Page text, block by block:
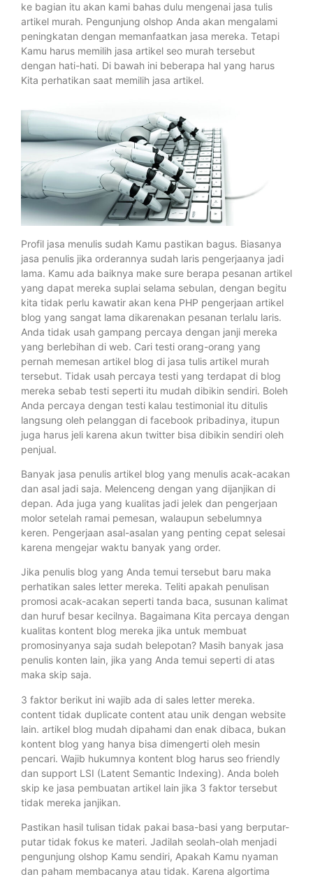
ke bagian itu akan kami bahas dulu mengenai jasa tulis
artikel murah. Pengunjung olshop Anda akan mengalami
peningkatan dengan memanfaatkan jasa mereka. Tetapi
Kamu harus memilih jasa artikel seo murah tersebut
dengan hati-hati. Di bawah ini beberapa hal yang harus
Kita perhatikan saat memilih jasa artikel.
Profil jasa menulis sudah Kamu pastikan bagus. Biasanya
jasa penulis jika orderannya sudah laris pengerjaanya jadi
lama. Kamu ada baiknya make sure berapa pesanan artikel
yang dapat mereka suplai selama sebulan, dengan begitu
kita tidak perlu kawatir akan kena PHP pengerjaan artikel
blog yang sangat lama dikarenakan pesanan terlalu laris.
Anda tidak usah gampang percaya dengan janji mereka
yang berlebihan di web. Cari testi orang-orang yang
pernah memesan artikel blog di jasa tulis artikel murah
tersebut. Tidak usah percaya testi yang terdapat di blog
mereka sebab testi seperti itu mudah dibikin sendiri. Boleh
Anda percaya dengan testi kalau testimonial itu ditulis
langsung oleh pelanggan di facebook pribadinya, itupun
juga harus jeli karena akun twitter bisa dibikin sendiri oleh
penjual.
Banyak jasa penulis artikel blog yang menulis acak-acakan
dan asal jadi saja. Melenceng dengan yang dijanjikan di
depan. Ada juga yang kualitas jadi jelek dan pengerjaan
molor setelah ramai pemesan, walaupun sebelumnya
keren. Pengerjaan asal-asalan yang penting cepat selesai
karena mengejar waktu banyak yang order.
Jika penulis blog yang Anda temui tersebut baru maka
perhatikan sales letter mereka. Teliti apakah penulisan
promosi acak-acakan seperti tanda baca, susunan kalimat
dan huruf besar kecilnya. Bagaimana Kita percaya dengan
kualitas kontent blog mereka jika untuk membuat
promosinyanya saja sudah belepotan? Masih banyak jasa
penulis konten lain, jika yang Anda temui seperti di atas
maka skip saja.
3 faktor berikut ini wajib ada di sales letter mereka.
content tidak duplicate content atau unik dengan website
lain. artikel blog mudah dipahami dan enak dibaca, bukan
kontent blog yang hanya bisa dimengerti oleh mesin
pencari. Wajib hukumnya kontent blog harus seo friendly
dan support LSI (Latent Semantic Indexing). Anda boleh
skip ke jasa pembuatan artikel lain jika 3 faktor tersebut
tidak mereka janjikan.
Pastikan hasil tulisan tidak pakai basa-basi yang berputar-
putar tidak fokus ke materi. Jadilah seolah-olah menjadi
pengunjung olshop Kamu sendiri, Apakah Kamu nyaman
dan paham membacanya atau tidak. Karena algortima